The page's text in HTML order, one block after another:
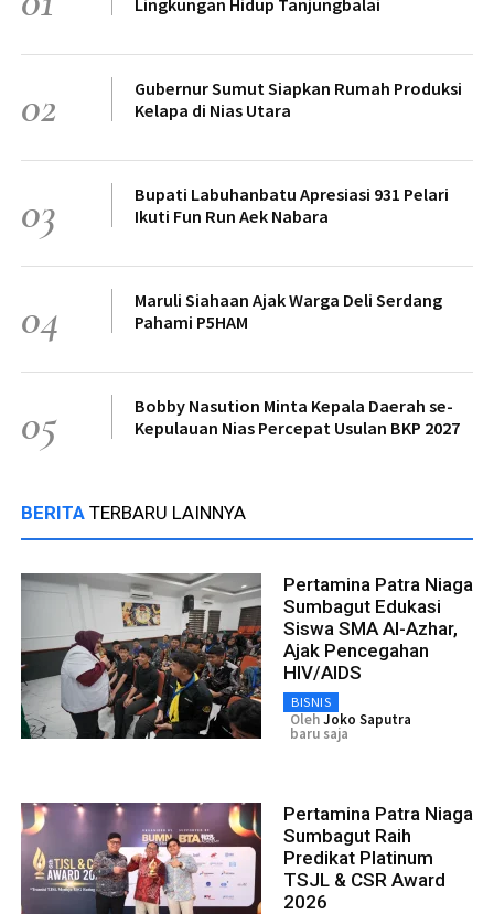
02
Gubernur Sumut Siapkan Rumah Produksi
Kelapa di Nias Utara
03
Bupati Labuhanbatu Apresiasi 931 Pelari
Ikuti Fun Run Aek Nabara
04
Maruli Siahaan Ajak Warga Deli Serdang
Pahami P5HAM
05
Bobby Nasution Minta Kepala Daerah se-
Kepulauan Nias Percepat Usulan BKP 2027
BERITA TERBARU LAINNYA
Pertamina Patra Niaga
Sumbagut Edukasi
Siswa SMA Al-Azhar,
Ajak Pencegahan
HIV/AIDS
BISNIS
OlehJoko Saputra
baru saja
Pertamina Patra Niaga
Sumbagut Raih
Predikat Platinum
TSJL & CSR Award
2026